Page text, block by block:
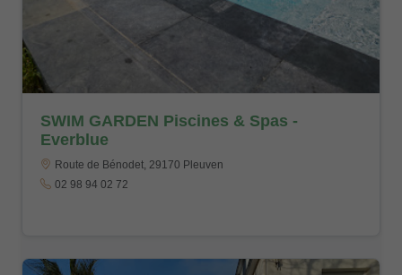
SWIM GARDEN Piscines & Spas -
Everblue
Route de Bénodet, 29170 Pleuven
02 98 94 02 72